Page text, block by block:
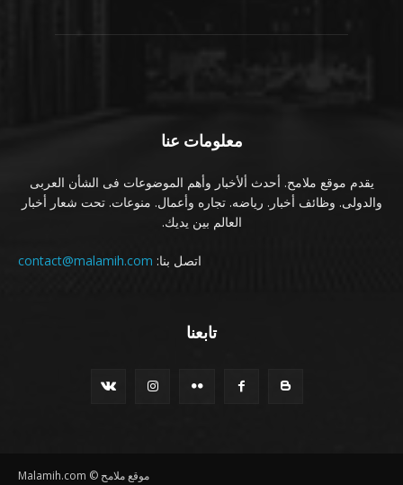
معلومات عنا
يقدم موقع ملامح. أحدث ألأخبار وأهم الموضوعات فى الشأن العربى
والدولى. وظائف أخبار. رياضه. تجاره وأعمال. منوعات. تحت شعار أخبار
العالم بين يديك.
اتصل بنا: contact@malamih.com
تابعنا
موقع ملامح © Malamih.com